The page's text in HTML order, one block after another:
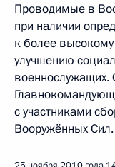
Проводимые в
при наличии
к более
улучшению
с участниками
Вооружённых Сил.